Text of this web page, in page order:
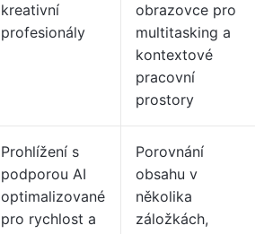
kreativní
profesionály
obrazovce pro
multitasking a
kontextové
pracovní
prostory
Prohlížení s
podporou AI
optimalizované
pro rychlost a
Porovnání
obsahu v
několika
záložkách,